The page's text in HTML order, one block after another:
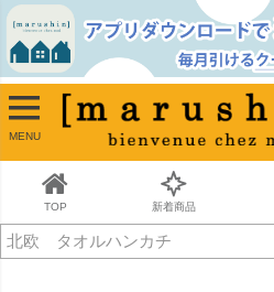
MENU
TOP 新着商品
並び順
新着順
古い順
価格が安い順
価格が高い順
キーワードヒット順